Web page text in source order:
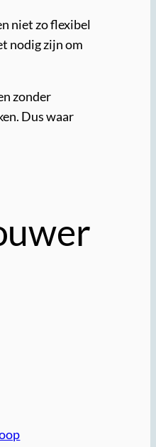
niet zo flexibel
nodig zijn om
zonder
Dus waar